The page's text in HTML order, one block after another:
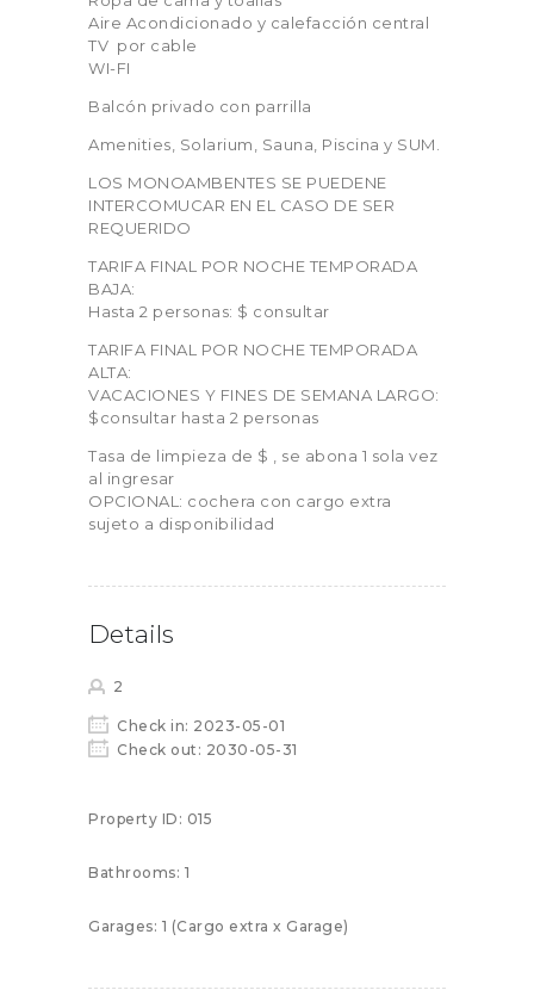
Aire Acondicionado y calefacción central
TV por cable
WI-FI
Balcón privado con parrilla
Amenities, Solarium, Sauna, Piscina y SUM.
LOS MONOAMBENTES SE PUEDENE
INTERCOMUCAR EN EL CASO DE SER
REQUERIDO
TARIFA FINAL POR NOCHE TEMPORADA
BAJA:
Hasta 2 personas: $ consultar
TARIFA FINAL POR NOCHE TEMPORADA
ALTA:
VACACIONES Y FINES DE SEMANA LARGO:
$consultar hasta 2 personas
Tasa de limpieza de $ , se abona 1 sola vez
al ingresar
OPCIONAL: cochera con cargo extra
sujeto a disponibilidad
Details
2
Check in: 2023-05-01
Check out: 2030-05-31
Property ID: 015
Bathrooms: 1
Garages: 1 (Cargo extra x Garage)